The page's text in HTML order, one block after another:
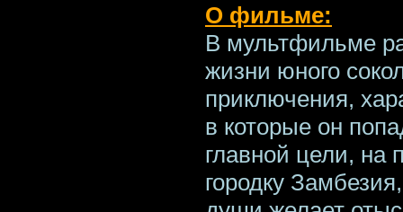
О фильме:
В мультфильме
жизни юного
приключения,
в которые он
главной цели, на
городку